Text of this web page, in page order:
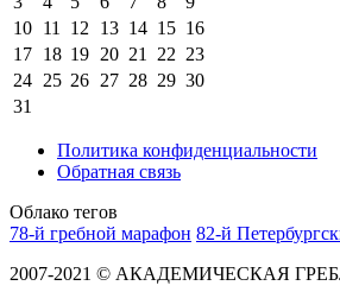
10 11 12 13 14 15 16
17 18 19 20 21 22 23
24 25 26 27 28 29 30
31
Политика конфиденциальности
Обратная связь
Облако тегов
78-й гребной марафон 82-й
2007-2021 © АКАДЕМИЧЕСКАЯ